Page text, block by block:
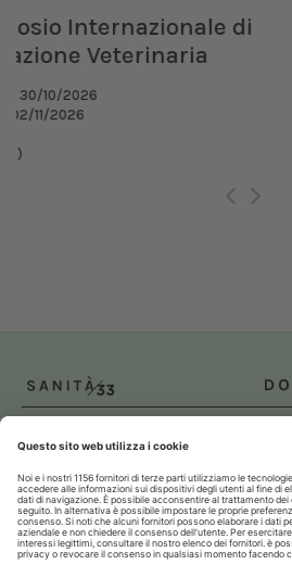
XXI Congresso
Dal 12/02/2027